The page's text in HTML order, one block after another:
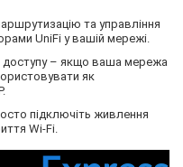
та управління
UniFi у вашій мережі.
доступу – якщо ваша мережа
як
підключіть живлення
Wi-Fi.